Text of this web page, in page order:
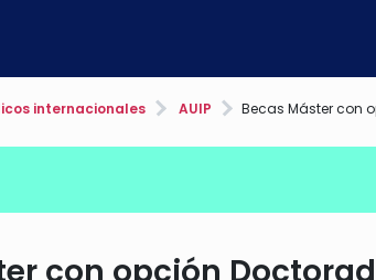
internacionales AUIP Becas Máster con